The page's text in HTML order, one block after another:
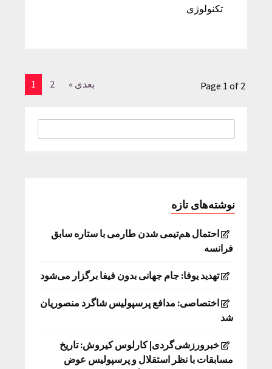
تکنولوژی
1 2 بعدی » Page 1 of 2
نوشته‌های تازه
احتمال هم‌تیمی شدن طارمی با ستاره سابق
فرانسه
تهدید یوفا: جام جهانی بدون فیفا برگزار می‌شود
اختصاصی: مدافع پرسپولیس شاگرد منصوریان
شد
خبرورزشی‌گردی| کارلوس کیروش: تاریخ
مسابقات با نظر استقلال و پرسپولیس عوض